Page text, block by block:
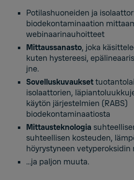
Potilashuoneiden ja
biodekontaminaation
webinaarinauhoitteet
Mittaussanasto, joka
kuten hystereesi,
jne.
Sovelluskuvaukset
isolaattorien,
käytön järjestelmien (RABS)
biodekontaminaatiosta
Mittausteknologia
suhteellisen kosteuden,
höyrystyneen
…ja paljon muuta.